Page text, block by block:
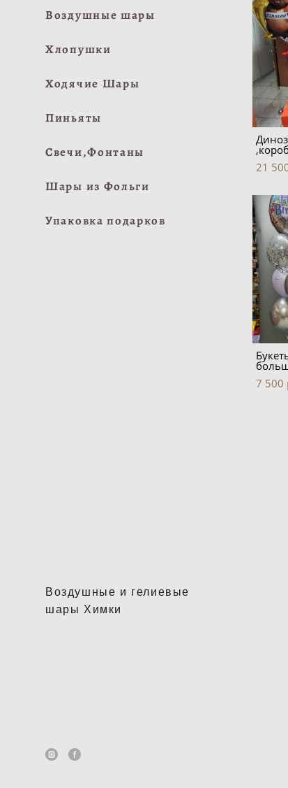
Воздушные шары
Хлопушки
Ходячие Шары
Пиньяты
Свечи,Фонтаны
Шары из Фольги
Упаковка подарков
21
7 500
Воздушные и гелиевые
шары Химки